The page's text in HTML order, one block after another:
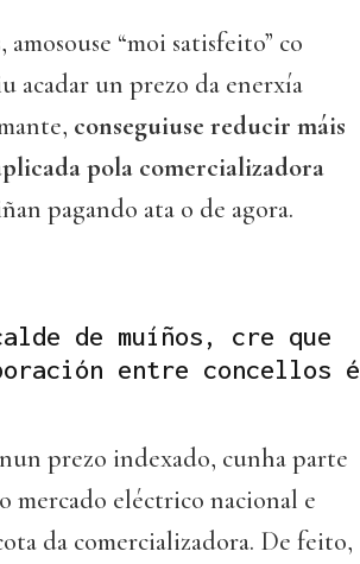
“moi satisfeito” co
acadar un prezo da enerxía
conseguiuse reducir máis
pola comercializadora
pagando ata o de agora.
de muíños, cre que
entre concellos é
prezo indexado, cunha parte
mercado eléctrico nacional e
da comercializadora. De feito,